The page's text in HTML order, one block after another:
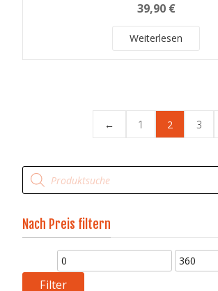
39,90 €
Weiterlesen
← 1 2 3
Products
search
Nach Preis filtern
Preis
Max.Filter